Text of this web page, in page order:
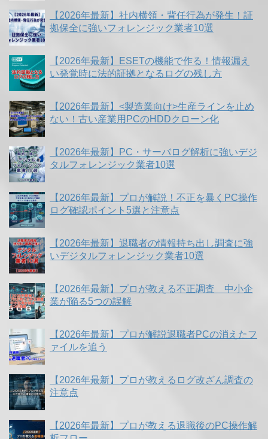
【2026年最新】社内横領・背任行為が発生！証
拠保全に強いフォレンジック業者10選
【2026年最新】ESETの機能で作る！情報漏え
い発覚時に法的証拠となるログの残し方
【2026年最新】<製造業向け>生産ラインを止め
ない！古い産業用PCのHDDクローン化
【2026年最新】PC・サーバログ解析に強いデジ
タルフォレンジック業者10選
【2026年最新】プロが解説！不正を暴くPC操作
ログ確認ポイント5選と注意点
【2026年最新】退職者の情報持ち出し調査に強
いデジタルフォレンジック業者10選
【2026年最新】プロが教える不正調査 中小企
業が陥る5つの誤解
【2026年最新】プロが解説退職者PCの消えたフ
ァイルを追う
【2026年最新】プロが教えるログ改ざん調査の
注意点
【2026年最新】プロが教える退職後のPC操作解